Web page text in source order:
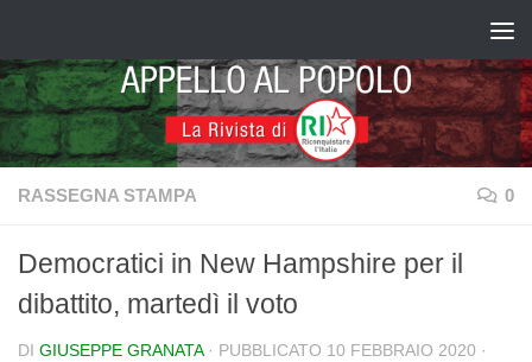
RASSEGNA STAMPA 0
Democratici in New Hampshire per il
dibattito, martedì il voto
DI GIUSEPPE GRANATA · PUBBLICATO 10 FEBBRAIO 2020 ·